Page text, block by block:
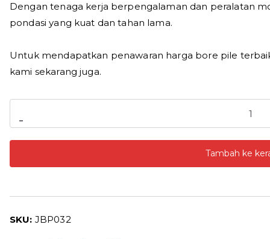
Dengan tenaga kerja berpengalaman dan peralatan
pondasi yang kuat dan tahan lama.
Untuk mendapatkan penawaran harga bore pile
kami sekarang juga.
-
Harga
Bore
Solusi
Tambah ke
SKU: JBP032